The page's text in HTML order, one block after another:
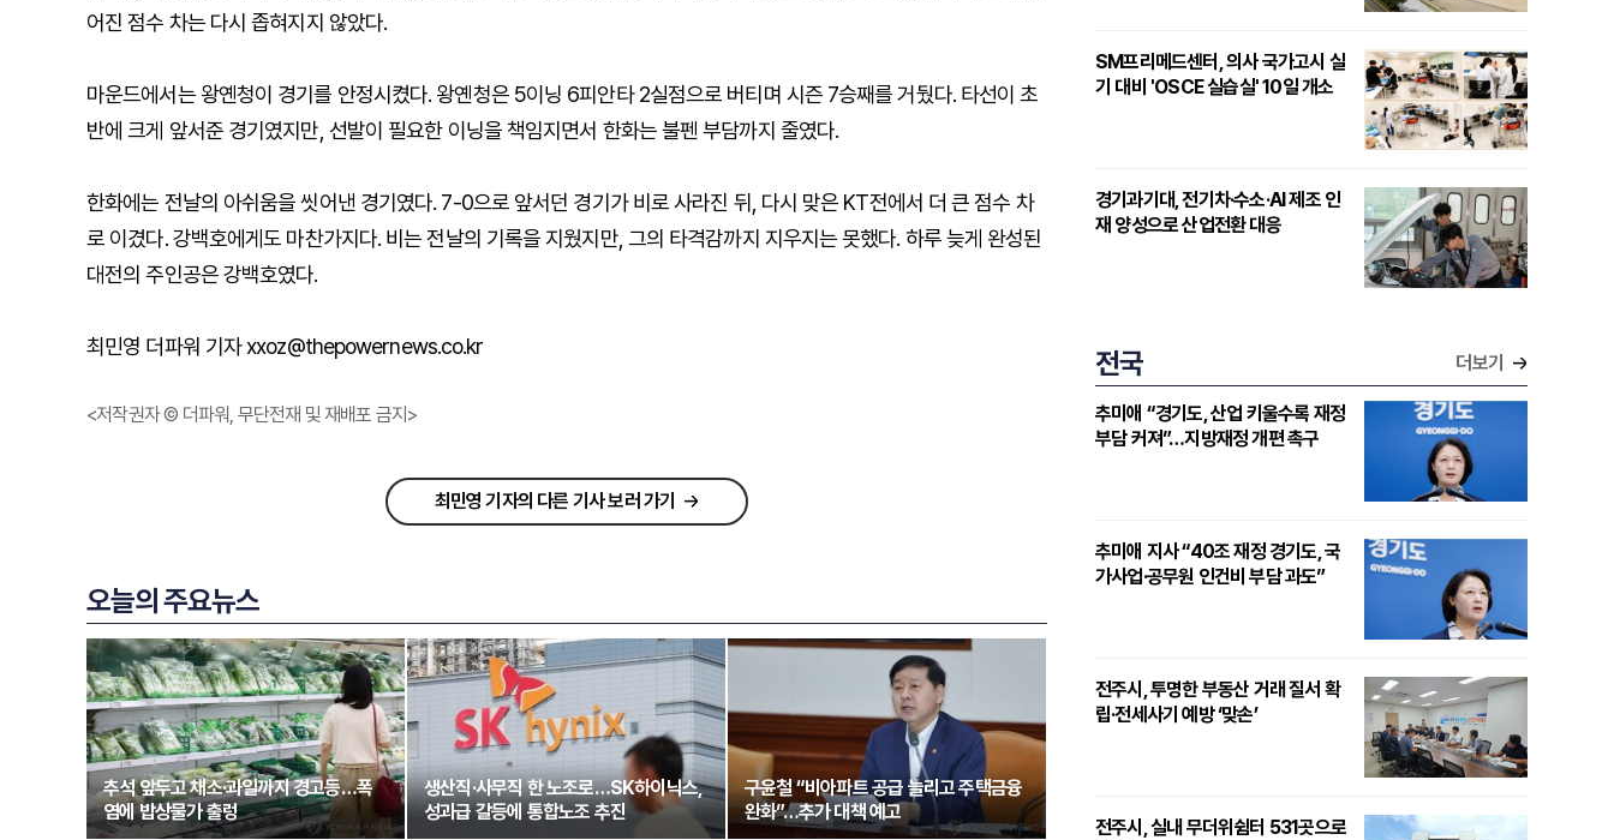
어진 점수 차는 다시 좁혀지지 않았다.
마운드에서는 왕옌청이 경기를 안정시켰다. 왕옌청은 5이닝 6피안타 2실점으로 버티며 시즌 7승째를 거뒀다. 타선이 초
반에 크게 앞서준 경기였지만, 선발이 필요한 이닝을 책임지면서 한화는 불펜 부담까지 줄였다.
한화에는 전날의 아쉬움을 씻어낸 경기였다. 7-0으로 앞서던 경기가 비로 사라진 뒤, 다시 맞은 KT전에서 더 큰 점수 차
로 이겼다. 강백호에게도 마찬가지다. 비는 전날의 기록을 지웠지만, 그의 타격감까지 지우지는 못했다. 하루 늦게 완성된
대전의 주인공은 강백호였다.
최민영 더파워 기자 xxoz@thepowernews.co.kr
<저작권자 © 더파워, 무단전재 및 재배포 금지>
최민영 기자의 다른 기사 보러 가기
오늘의 주요뉴스
추석 앞두고 채소·과일까지 경고등…폭
염에 밥상물가 출렁
생산직·사무직 한 노조로…SK하이닉스,
성과급 갈등에 통합노조 추진
구윤철 “비아파트 공급 늘리고 주택금융
완화”…추가 대책 예고
SM프리메드센터, 의사 국가고시 실
기 대비 'OSCE 실습실' 10일 개소
경기과기대, 전기차·수소·AI 제조 인
재 양성으로 산업전환 대응
전국 더보기
추미애 “경기도, 산업 키울수록 재정
부담 커져”…지방재정 개편 촉구
추미애 지사 “40조 재정 경기도, 국
가사업·공무원 인건비 부담 과도”
전주시, 투명한 부동산 거래 질서 확
립·전세사기 예방 ‘맞손’
전주시, 실내 무더위쉼터 531곳으로